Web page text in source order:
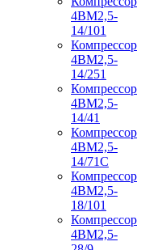
4ВМ2,5-
14/101
Компрессор
4ВМ2,5-
14/251
Компрессор
4ВМ2,5-
14/41
Компрессор
4ВМ2,5-
14/71C
Компрессор
4ВМ2,5-
18/101
Компрессор
4ВМ2,5-